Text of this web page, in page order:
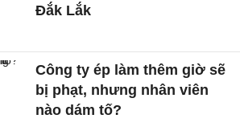
Đắk Lắk
Công ty ép làm thêm giờ sẽ
bị phạt, nhưng nhân viên
nào dám tố?